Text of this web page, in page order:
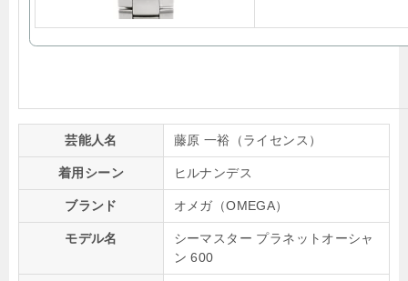
芸能人名 藤原 一裕（ライセンス）
着用シーン ヒルナンデス
ブランド オメガ（OMEGA）
モデル名
シーマスター プラネットオーシャ
ン 600